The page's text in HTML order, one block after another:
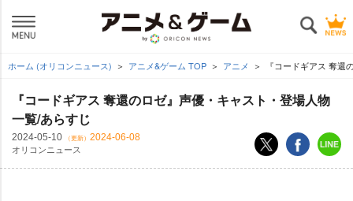
ホーム (オリコンニュース) アニメ&ゲーム TOP アニメ 『コードギアス 奪還
『コードギアス 奪還のロゼ』声優・キャスト・登場人物
一覧/あらすじ
2024-05-10 （更新） 2024-06-08
オリコンニュース